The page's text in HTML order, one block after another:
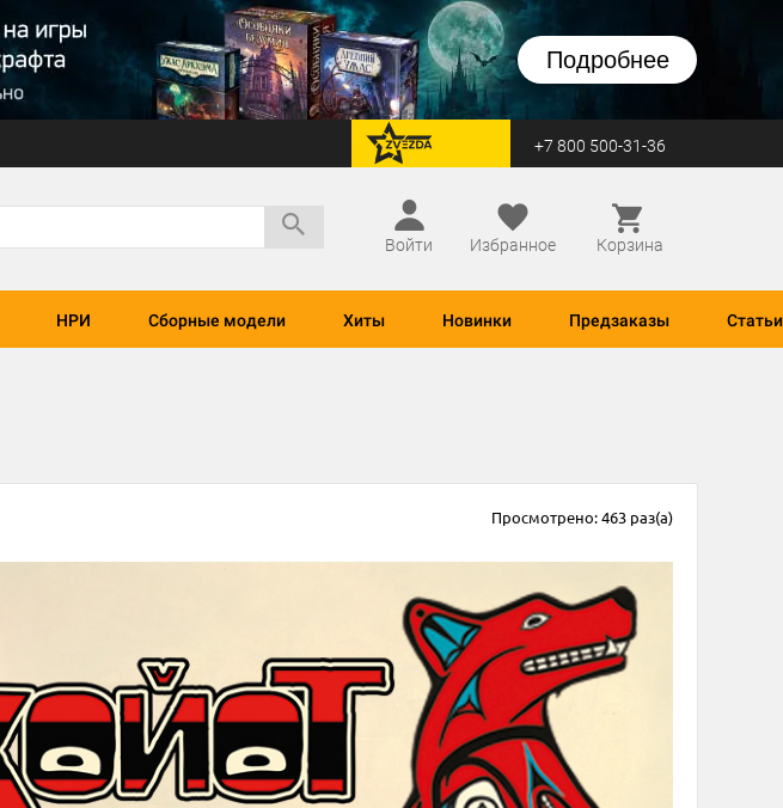
Подробнее
перейти на Zvezda +7 800 500-31-36
Войти
Избранное Корзина
НРИ Сборные модели Хиты Новинки Предзаказы Статьи
Просмотрено: 463 раз(а)